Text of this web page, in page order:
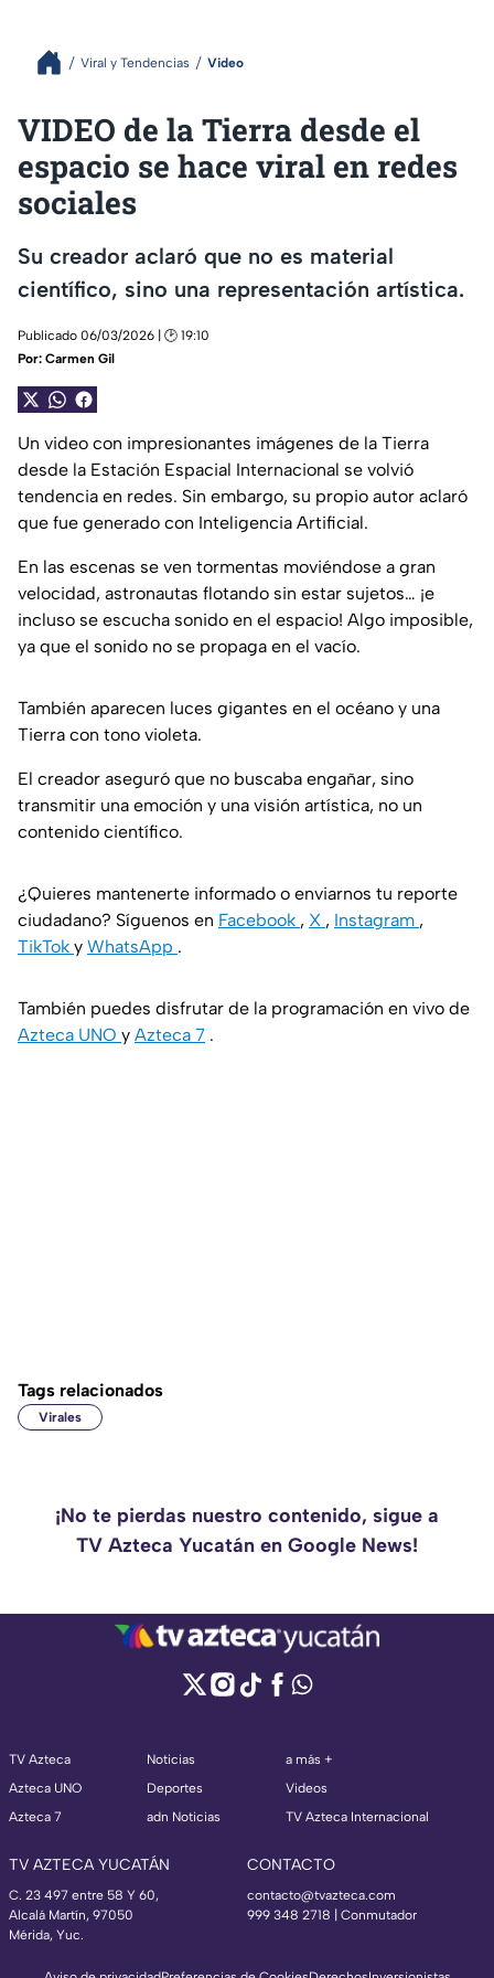
Viral y Tendencias Video
VIDEO de la Tierra desde el
espacio se hace viral en redes
sociales
Su creador aclaró que no es material
científico, sino una representación artística.
Publicado 06/03/2026 | 🕑 19:10
Por: Carmen Gil
Un video con impresionantes imágenes de la Tierra
desde la Estación Espacial Internacional se volvió
tendencia en redes. Sin embargo, su propio autor aclaró
que fue generado con Inteligencia Artificial.
En las escenas se ven tormentas moviéndose a gran
velocidad, astronautas flotando sin estar sujetos… ¡e
incluso se escucha sonido en el espacio! Algo imposible,
ya que el sonido no se propaga en el vacío.
También aparecen luces gigantes en el océano y una
Tierra con tono violeta.
El creador aseguró que no buscaba engañar, sino
transmitir una emoción y una visión artística, no un
contenido científico.
¿Quieres mantenerte informado o enviarnos tu reporte
ciudadano? Síguenos en Facebook , X , Instagram ,
TikTok y WhatsApp .
También puedes disfrutar de la programación en vivo de
Azteca UNO y Azteca 7 .
Tags relacionados
Virales
¡No te pierdas nuestro contenido, sigue a
TV Azteca Yucatán en Google News!
TV Azteca
Azteca UNO
Azteca 7
Noticias
Deportes
adn Noticias
a más +
Videos
TV Azteca Internacional
TV AZTECA YUCATÁN
C. 23 497 entre 58 Y 60,
Alcalá Martín, 97050
Mérida, Yuc.
CONTACTO
contacto@tvazteca.com
999 348 2718 | Conmutador